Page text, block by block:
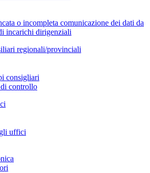
o incompleta comunicazione dei dati da
incarichi dirigenziali
regionali/provinciali
consigliari
controllo
uffici